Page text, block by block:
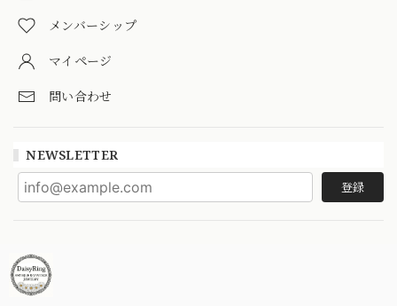
メンバーシップ
マイページ
問い合わせ
NEWSLETTER
登録